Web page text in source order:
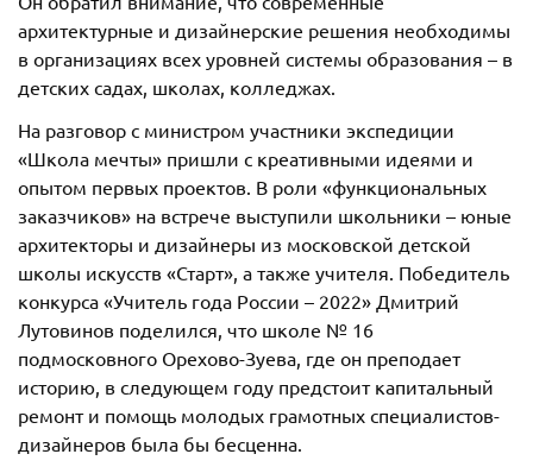
архитектурные и дизайнерские решения необходимы
в организациях всех уровней системы образования – в
детских садах, школах, колледжах.
На разговор с министром участники экспедиции
«Школа мечты» пришли с креативными идеями и
опытом первых проектов. В роли «функциональных
заказчиков» на встрече выступили школьники – юные
архитекторы и дизайнеры из московской детской
школы искусств «Старт», а также учителя. Победитель
конкурса «Учитель года России – 2022» Дмитрий
Лутовинов поделился, что школе № 16
подмосковного Орехово-Зуева, где он преподает
историю, в следующем году предстоит капитальный
ремонт и помощь молодых грамотных специалистов-
дизайнеров была бы бесценна.